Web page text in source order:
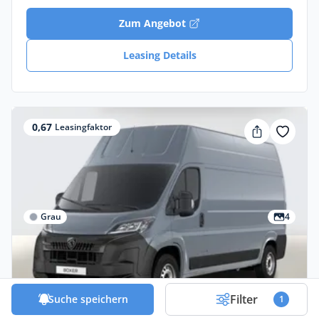
Suche speichern Filter 1
Zum Angebot
Leasing Details
0,67 Leasingfaktor
Grau 4
Privat & Gewerbe
Peugeot Boxer 435 AT L3H3 Nav AHK CarP
Kam VisibP PDC BT Gewerbeleasing
Diesel •Automatik •179 PS (131 kW)